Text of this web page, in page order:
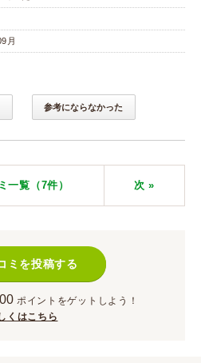
月
参考にならなかった
一覧（7件） 次 »
ミを投稿する
ポイント をゲットしよう！
くはこちら